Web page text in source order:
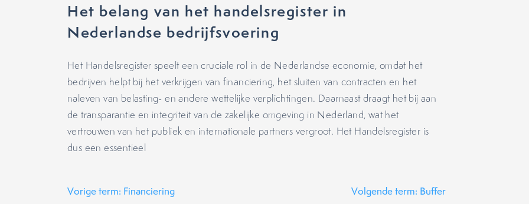
Het belang van het handelsregister in
Nederlandse bedrijfsvoering
Het Handelsregister speelt een cruciale rol in de Nederlandse economie, omdat het
bedrijven helpt bij het verkrijgen van financiering, het sluiten van contracten en het
naleven van belasting- en andere wettelijke verplichtingen. Daarnaast draagt het bij aan
de transparantie en integriteit van de zakelijke omgeving in Nederland, wat het
vertrouwen van het publiek en internationale partners vergroot. Het Handelsregister is
dus een essentieel
Vorige term: Financiering Volgende term: Buffer